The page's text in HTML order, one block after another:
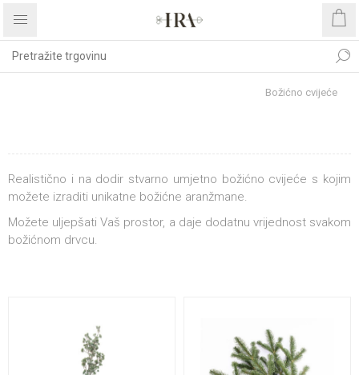
Božićno cvijeće
Realistično i na dodir stvarno umjetno božićno cvijeće s kojim
možete izraditi unikatne božićne aranžmane.
Možete uljepšati Vaš prostor, a daje dodatnu vrijednost svakom
božićnom drvcu.